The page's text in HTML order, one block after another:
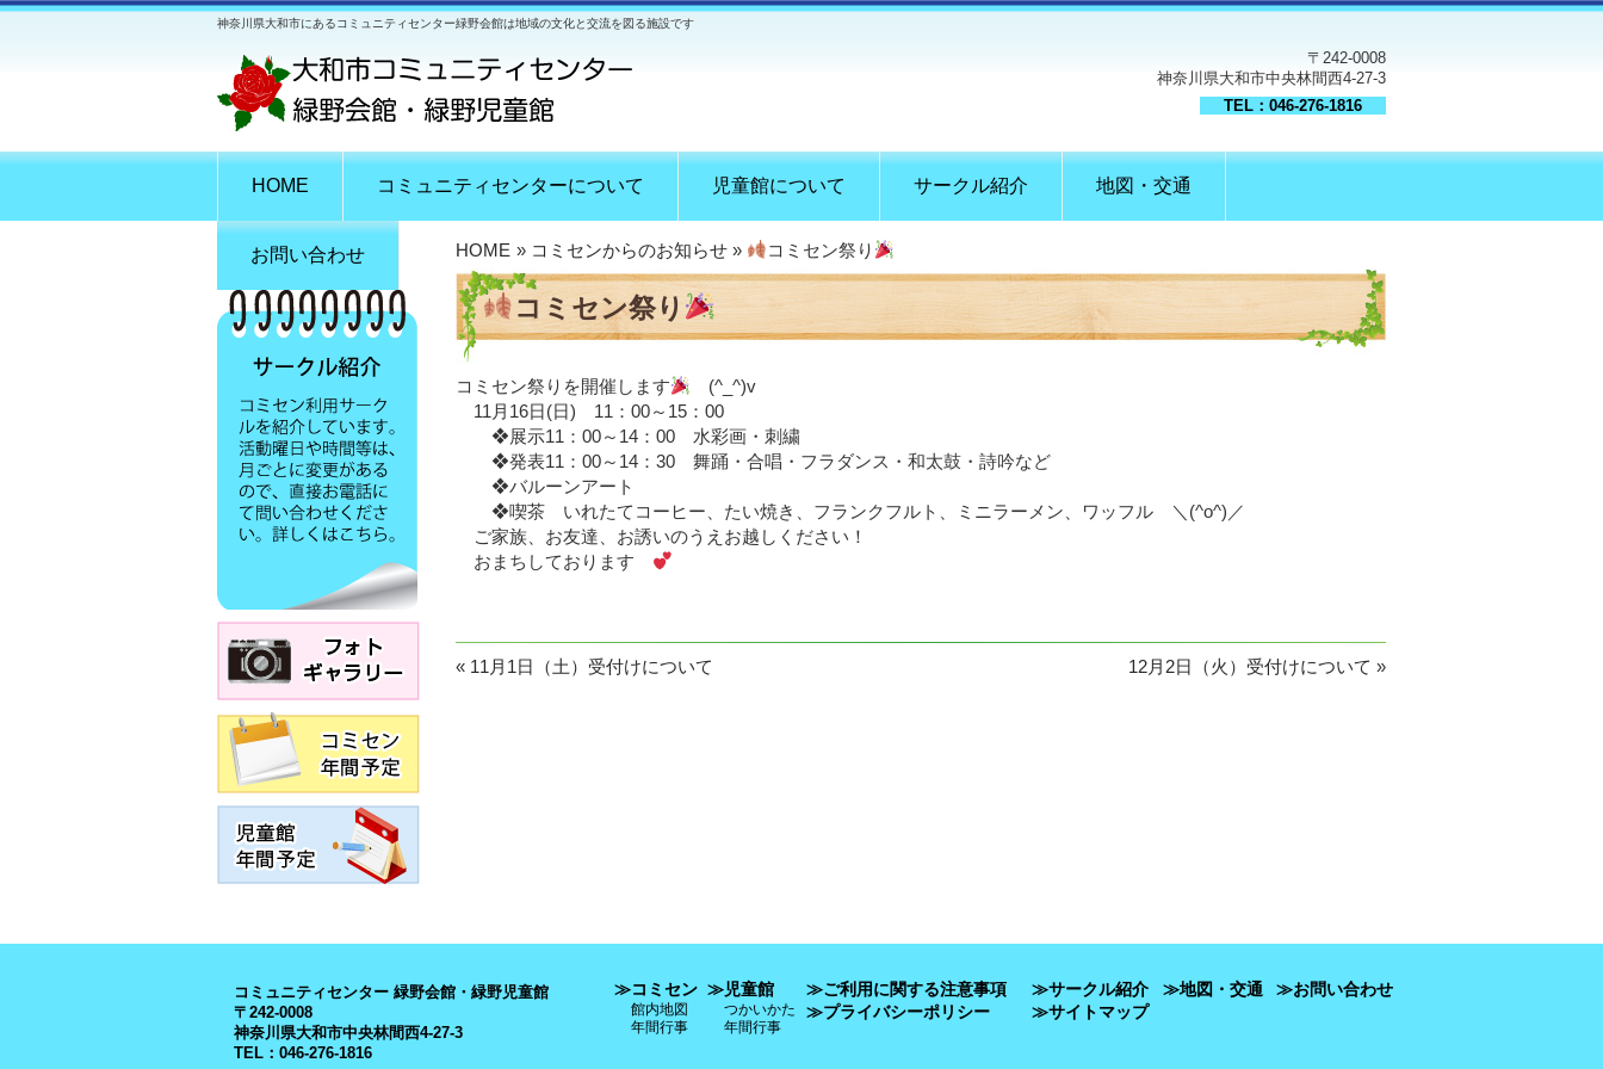
神奈川県大和市にあるコミュニティセンター緑野会館は地域の文化と交流を図る施設です
〒242-0008
神奈川県大和市中央林間西4-27-3
TEL：046-276-1816
HOME コミュニティセンターについて 児童館について サークル紹介 地図・交通
お問い合わせ HOME » コミセンからのお知らせ » コミセン祭り
コミセン祭り
コミセン祭りを開催します
(^_^)v
11月16日(日) 11：00～15：00
❖展示11：00～14：00 水彩画・刺繍
❖発表11：00～14：30 舞踊・合唱・フラダンス・和太鼓・詩吟など
❖バルーンアート
❖喫茶 いれたてコーヒー、たい焼き、フランクフルト、ミニラーメン、ワッフル ＼(^o^)／
ご家族、お友達、お誘いのうえお越しください！
おまちしております
« 11月1日（土）受付けについて 12月2日（火）受付けについて »
コミュニティセンター 緑野会館・緑野児童館
〒242-0008
神奈川県大和市中央林間西4-27-3
TEL：046-276-1816
≫コミセン
館内地図
年間行事
≫児童館
つかいかた
年間行事
≫ご利用に関する注意事項
≫プライバシーポリシー
≫サークル紹介
≫サイトマップ
≫地図・交通 ≫お問い合わせ